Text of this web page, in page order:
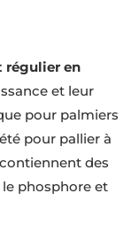
régulier en
et leur
pour palmiers
pour pallier à
des
le phosphore et